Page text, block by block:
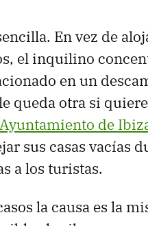
En vez de
el inquilino
en un
queda otra si
de
sus casas vacías
a los turistas.
la causa es la